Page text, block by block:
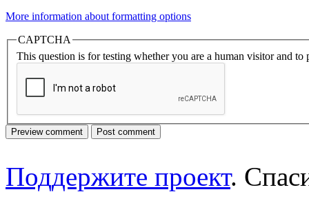
More information about formatting options
CAPTCHA
This question is for testing whether you are a human visitor and to
Поддержите проект.